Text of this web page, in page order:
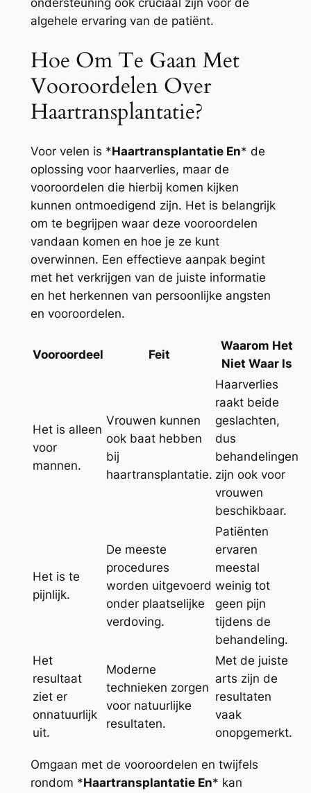
algehele ervaring van de patiënt.
Hoe Om Te Gaan Met
Vooroordelen Over
Haartransplantatie?
Voor velen is *Haartransplantatie En* de
oplossing voor haarverlies, maar de
vooroordelen die hierbij komen kijken
kunnen ontmoedigend zijn. Het is belangrijk
om te begrijpen waar deze vooroordelen
vandaan komen en hoe je ze kunt
overwinnen. Een effectieve aanpak begint
met het verkrijgen van de juiste informatie
en het herkennen van persoonlijke angsten
en vooroordelen.
Vooroordeel Feit
Waarom Het
Niet Waar Is
Het is alleen
voor
mannen.
Vrouwen kunnen
ook baat hebben
bij
haartransplantatie.
Haarverlies
raakt beide
geslachten,
dus
behandelingen
zijn ook voor
vrouwen
beschikbaar.
Het is te
pijnlijk.
De meeste
procedures
worden uitgevoerd
onder plaatselijke
verdoving.
Patiënten
ervaren
meestal
weinig tot
geen pijn
tijdens de
behandeling.
Het
resultaat
ziet er
onnatuurlijk
uit.
Moderne
technieken zorgen
voor natuurlijke
resultaten.
Met de juiste
arts zijn de
resultaten
vaak
onopgemerkt.
Omgaan met de vooroordelen en twijfels
rondom *Haartransplantatie En* kan